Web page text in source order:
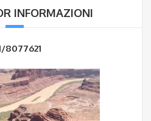
INFORMAZIONI
8077621